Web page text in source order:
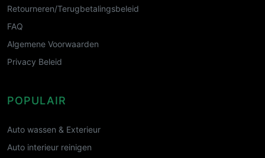
Retourneren/Terugbetalingsbeleid
FAQ
Algemene Voorwaarden
Privacy Beleid
POPULAIR
Auto wassen & Exterieur
Auto interieur reinigen